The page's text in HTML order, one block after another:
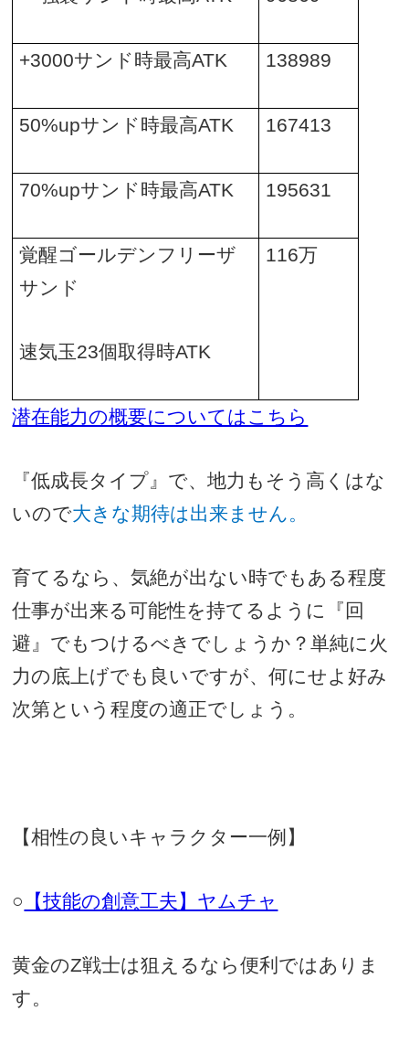
+3000サンド時最高ATK 138989
50%upサンド時最高ATK 167413
70%upサンド時最高ATK 195631
覚醒ゴールデンフリーザ
サンド
116万
速気玉23個取得時ATK
潜在能力の概要についてはこちら
『低成長タイプ』で、地力もそう高くはな
いので大きな期待は出来ません。
育てるなら、気絶が出ない時でもある程度
仕事が出来る可能性を持てるように『回
避』でもつけるべきでしょうか？単純に火
力の底上げでも良いですが、何にせよ好み
次第という程度の適正でしょう。
【相性の良いキャラクター一例】
○ 【技能の創意工夫】ヤムチャ
黄金のZ戦士は狙えるなら便利ではありま
す。